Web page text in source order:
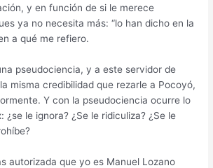
y en función de si le merece
ya no necesita más: “lo han dicho en la
a qué me refiero.
pseudociencia, y a este servidor de
misma credibilidad que rezarle a Pocoyó,
Y con la pseudociencia ocurre lo
¿se le ignora? ¿Se le ridiculiza? ¿Se le
autorizada que yo es Manuel Lozano